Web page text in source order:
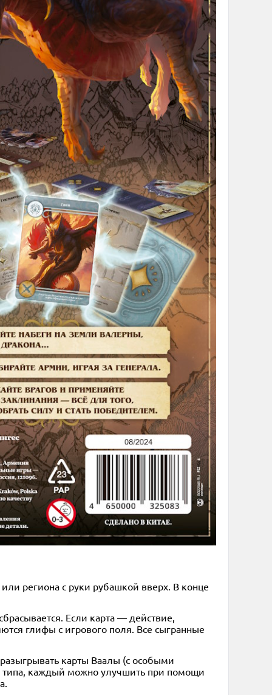
региона с руки рубашкой вверх. В конце
Если карта — действие,
глифы с игрового поля. Все сыгранные
карты Ваалы (с особыми
типа, каждый можно улучшить при помощи